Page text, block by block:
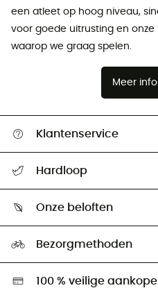
een atleet op hoog niveau,
voor goede uitrusting en
waarop we graag spelen.
Meer
Klantenservice
Retourzendingen &
Hardloop
Ambassadeurs
Onze beloften
Hardgreen
Bezorgmethoden
100 % veilige